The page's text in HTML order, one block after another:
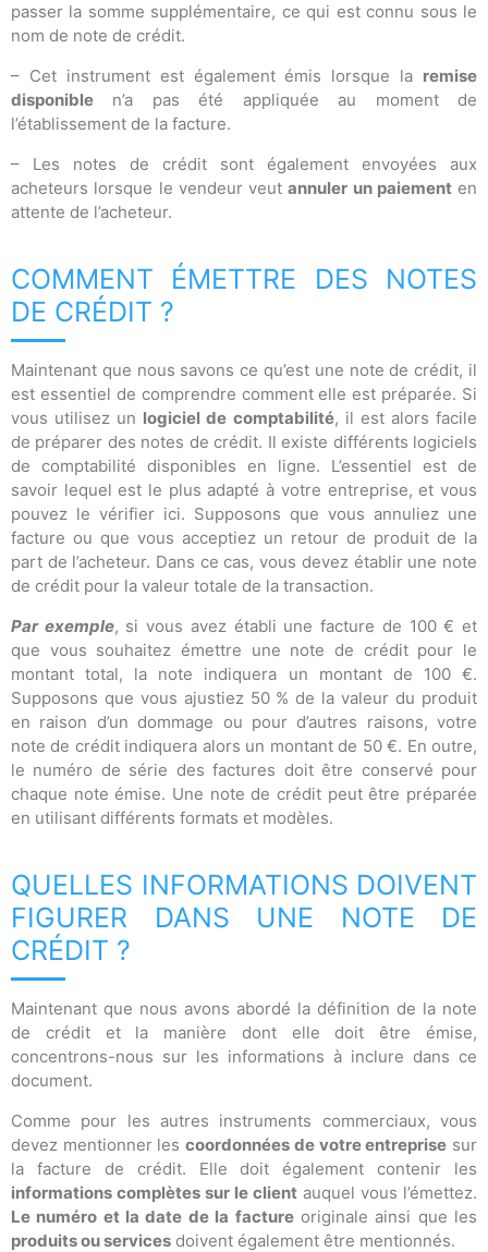
passer la somme supplémentaire, ce qui est connu sous le
nom de note de crédit.
– Cet instrument est également émis lorsque la remise
disponible n’a pas été appliquée au moment de
l’établissement de la facture.
– Les notes de crédit sont également envoyées aux
acheteurs lorsque le vendeur veutannuler un paiementen
attente de l’acheteur.
COMMENT ÉMETTRE DES NOTES
DE CRÉDIT ?
Maintenant que nous savons ce qu’est une note de crédit, il
est essentiel de comprendre comment elle est préparée. Si
vous utilisez un logiciel de comptabilité, il est alors facile
de préparer des notes de crédit. Il existe différents logiciels
de comptabilité disponibles en ligne. L’essentiel est de
savoir lequel est le plus adapté à votre entreprise, et vous
pouvez le vérifier ici. Supposons que vous annuliez une
facture ou que vous acceptiez un retour de produit de la
part de l’acheteur. Dans ce cas, vous devez établir une note
de crédit pour la valeur totale de la transaction.
Par exemple, si vous avez établi une facture de 100 € et
que vous souhaitez émettre une note de crédit pour le
montant total, la note indiquera un montant de 100 €.
Supposons que vous ajustiez 50 % de la valeur du produit
en raison d’un dommage ou pour d’autres raisons, votre
note de crédit indiquera alors un montant de 50 €. En outre,
le numéro de série des factures doit être conservé pour
chaque note émise. Une note de crédit peut être préparée
en utilisant différents formats et modèles.
QUELLES INFORMATIONS DOIVENT
FIGURER DANS UNE NOTE DE
CRÉDIT ?
Maintenant que nous avons abordé la définition de la note
de crédit et la manière dont elle doit être émise,
concentrons-nous sur les informations à inclure dans ce
document.
Comme pour les autres instruments commerciaux, vous
devez mentionner lescoordonnées de votre entreprise sur
la facture de crédit. Elle doit également contenir les
informations complètes sur le client auquel vous l’émettez.
Le numéro et la date de la factureoriginale ainsi que les
produits ou services doivent également être mentionnés.